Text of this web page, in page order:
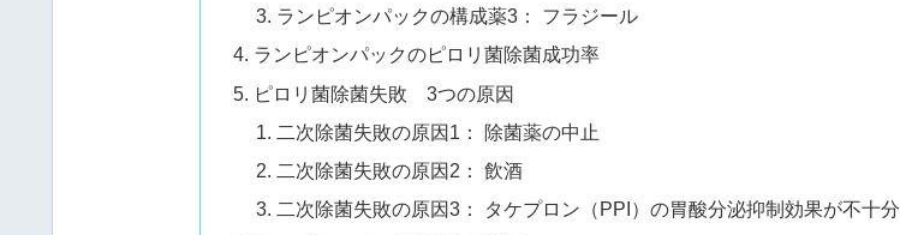
ランピオンパックの構成薬3： フラジール
ランピオンパックのピロリ菌除菌成功率
ピロリ菌除菌失敗 3つの原因
二次除菌失敗の原因1： 除菌薬の中止
二次除菌失敗の原因2： 飲酒
二次除菌失敗の原因3： タケプロン（PPI）の胃酸分泌抑制効果が不十分